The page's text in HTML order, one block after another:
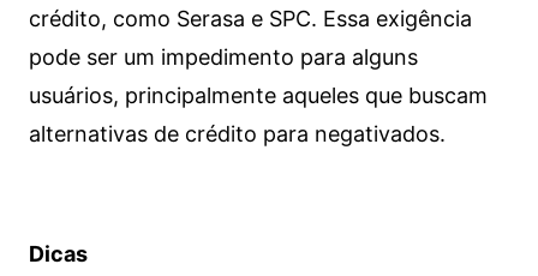
crédito, como Serasa e SPC. Essa exigência
pode ser um impedimento para alguns
usuários, principalmente aqueles que buscam
alternativas de crédito para negativados.
Dicas